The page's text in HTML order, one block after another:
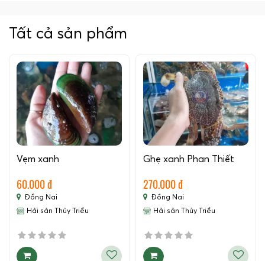
Tất cả sản phẩm
Vẹm xanh
60.000 đ
Đồng Nai
Hải sản Thủy Triều
Ghẹ xanh Phan Thiết
270.000 đ
Đồng Nai
Hải sản Thủy Triều